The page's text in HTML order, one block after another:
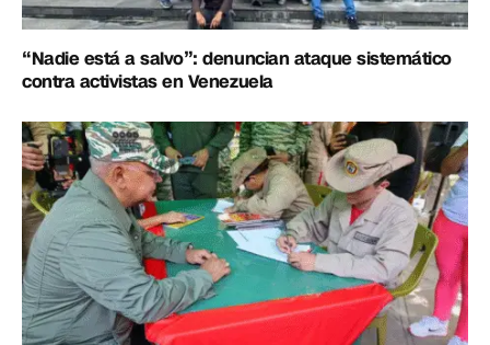
“Nadie está a salvo”: denuncian ataque sistemático
contra activistas en Venezuela